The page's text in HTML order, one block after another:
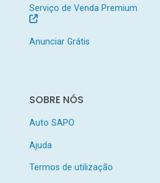
Serviço de Venda Premium
Anunciar Grátis
SOBRE NÓS
Auto SAPO
Ajuda
Termos de utilização